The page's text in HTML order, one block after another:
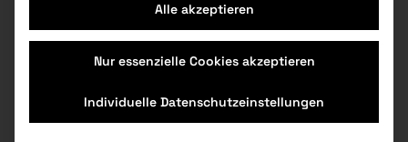
wir den Alltag mit autonomen Fahrzeugen erleben?
In diesem Workshop wird es ausprobiert: Ihr
interagiert mit Ozobots – das sind kleine Roboter –
einen Parcours und programmiert die Bots, damit
Alle akzeptieren
Nur essenzielle Cookies akzeptieren
Individuelle Datenschutzeinstellungen